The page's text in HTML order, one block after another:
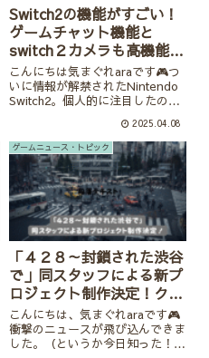
Switch2の機能がすごい！
ゲームチャット機能と
switch２カメラも高機能で
この価格はむしろ安い!?
（２０２５．０９.２７追
記）
こんにちは気まぐれaraです🎮つ
いに情報が解禁されたNintendo
Switch2。個人的に注目したの
大12人とビデオ通話ができるゲ
ームチャット機能と、別売りの
switch２カメラ。正直、「ここま
での機能がつ...
2025.04.08
ゲームニュース・トピック
「４２８～封鎖された渋谷
で」同スタッフによる新プ
ロジェクト制作決定！クラ
ウドファンディング目標金
額６００％達成が期待値を
表している。
こんにちは、気まぐれaraです🎮
衝撃のニュースが飛び込んできま
した。（というか今日知った！）